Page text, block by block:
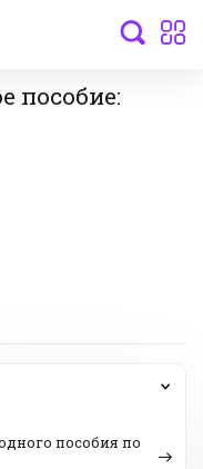
пособие:
пособия по